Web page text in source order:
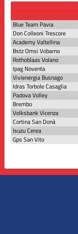
Blue Team Pavia
Don Colleoni Trescore
Academy Valtellina
Bstz Omsi Vobarno
Rothoblaas Volano
Ipag Noventa
Vivienergia Busnago
Idras Torbole Casaglia
Padova Volley
Brembo
Volksbank Vicenza
Cortina San Donà
Isuzu Cerea
Gps San Vito